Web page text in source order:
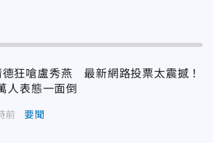
德狂嗆盧秀燕 最新網路投票太震撼！
人表態一面倒
前 要聞